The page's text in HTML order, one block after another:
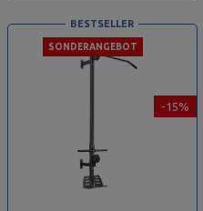
-15%
SONDERANGEBOT
BESTSELLER